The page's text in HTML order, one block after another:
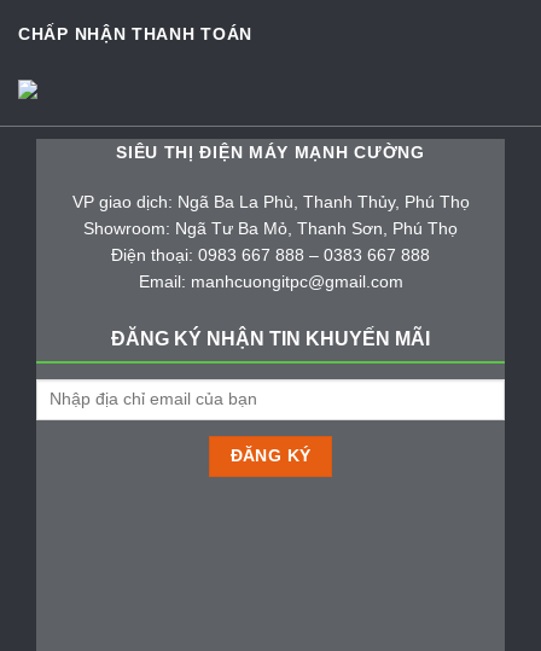
CHẤP NHẬN THANH TOÁN
SIÊU THỊ ĐIỆN MÁY MẠNH CƯỜNG
VP giao dịch: Ngã Ba La Phù, Thanh Thủy, Phú Thọ
Showroom: Ngã Tư Ba Mỏ, Thanh Sơn, Phú Thọ
Điện thoại: 0983 667 888 – 0383 667 888
Email: manhcuongitpc@gmail.com
ĐĂNG KÝ NHẬN TIN KHUYẾN MÃI